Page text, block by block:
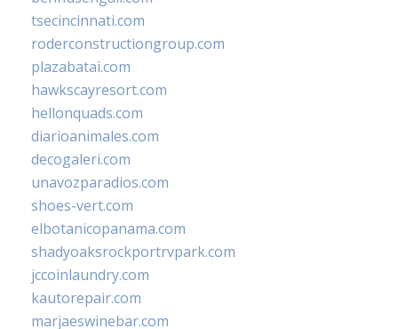
tsecincinnati.com
roderconstructiongroup.com
plazabatai.com
hawkscayresort.com
hellonquads.com
diarioanimales.com
decogaleri.com
unavozparadios.com
shoes-vert.com
elbotanicopanama.com
shadyoaksrockportrvpark.com
jccoinlaundry.com
kautorepair.com
marjaeswinebar.com